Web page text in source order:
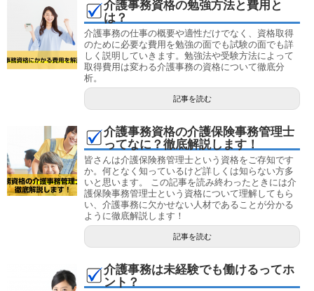
介護事務資格の勉強方法と費用と
は？
介護事務の仕事の概要や適性だけでなく、資格取得
のために必要な費用を勉強の面でも試験の面でも詳
しく説明していきます。勉強法や受験方法によって
取得費用は変わる介護事務の資格について徹底分
析。
記事を読む
介護事務資格の介護保険事務管理士
ってなに？徹底解説します！
皆さんは介護保険務管理士という資格をご存知です
か。何となく知っているけど詳しくは知らない方多
いと思います。 この記事を読み終わったときには介
護保険事務管理士という資格について理解してもら
い、介護事務に欠かせない人材であることが分かる
ように徹底解説します！
記事を読む
介護事務は未経験でも働けるってホ
ント？